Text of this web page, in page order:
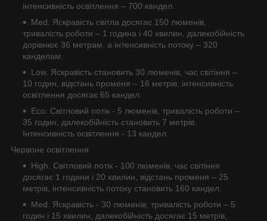
інтенсивність освітлення – 700 кандел.
Med. Яскравість світла досягає 150 люменів,
тривалість роботи – 1 година і 40 хвилин, далекобійність
дорівнює 36 метрам, а інтенсивність потоку – 320
канделам.
Low. Яскравість становить 30 люменів, час світіння –
10 годин, відстань променя – 16 метрів, інтенсивність
освітлення досягає 65 кандел.
Eco. Світловий потік - 5 люменів, тривалість роботи –
35 годин, далекобійність становить 7 метрів.
Інтенсивність освітлення - 13 кандел.
Червоне освітлення
High. Світловий потік - 100 люменів, час світіння
досягає 1 години і 20 хвилин, відстань променя – 25
метрів, інтенсивність потоку становить 160 кандел.
Med. Яскравість - 30 люменів, тривалість роботи – 5
годин і 15 хвилин, далекобійність досягає 15 метрів,